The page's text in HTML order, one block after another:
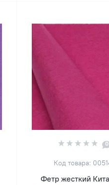
0
Код товара:
Фетр жесткий